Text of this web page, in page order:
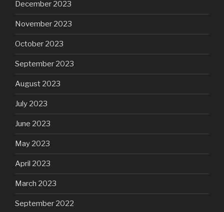
December 2023
November 2023
October 2023
September 2023
August 2023
July 2023
June 2023
May 2023
April 2023
March 2023
September 2022